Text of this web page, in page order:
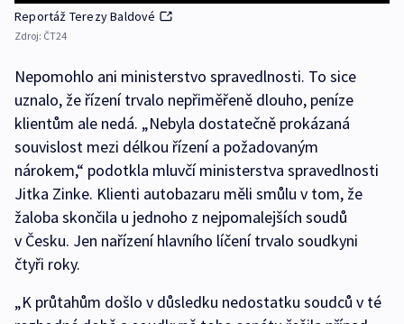
Reportáž Terezy Baldové
Zdroj: ČT24
Nepomohlo ani ministerstvo spravedlnosti. To sice
uznalo, že řízení trvalo nepřiměřeně dlouho, peníze
klientům ale nedá. „Nebyla dostatečně prokázaná
souvislost mezi délkou řízení a požadovaným
nárokem,“ podotkla mluvčí ministerstva spravedlnosti
Jitka Zinke. Klienti autobazaru měli smůlu v tom, že
žaloba skončila u jednoho z nejpomalejších soudů
v Česku. Jen nařízení hlavního líčení trvalo soudkyni
čtyři roky.
„K průtahům došlo v důsledku nedostatku soudců v té